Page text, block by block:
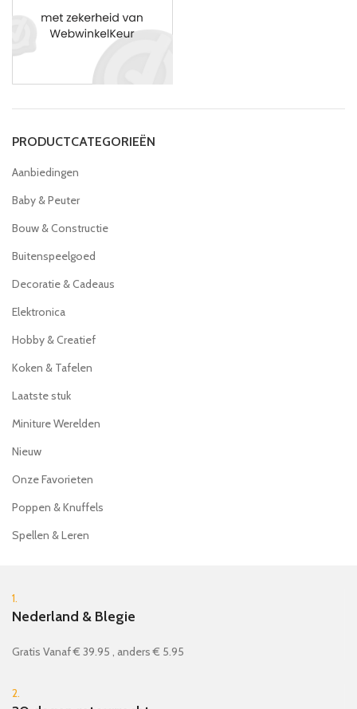
PRODUCTCATEGORIEËN
Aanbiedingen
Baby & Peuter
Bouw & Constructie
Buitenspeelgoed
Decoratie & Cadeaus
Elektronica
Hobby & Creatief
Koken & Tafelen
Laatste stuk
Miniture Werelden
Nieuw
Onze Favorieten
Poppen & Knuffels
Spellen & Leren
1.
Nederland & Blegie
Gratis Vanaf € 39.95 , anders € 5.95
2.